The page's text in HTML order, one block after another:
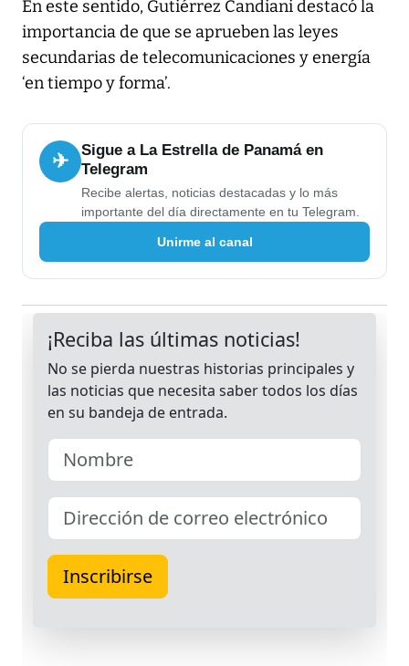
En este sentido, Gutiérrez Candiani destacó la
importancia de que se aprueben las leyes
secundarias de telecomunicaciones y energía
‘en tiempo y forma’.
✈
Sigue a La Estrella de Panamá en
Telegram
Recibe alertas, noticias destacadas y lo más
importante del día directamente en tu Telegram.
Unirme al canal